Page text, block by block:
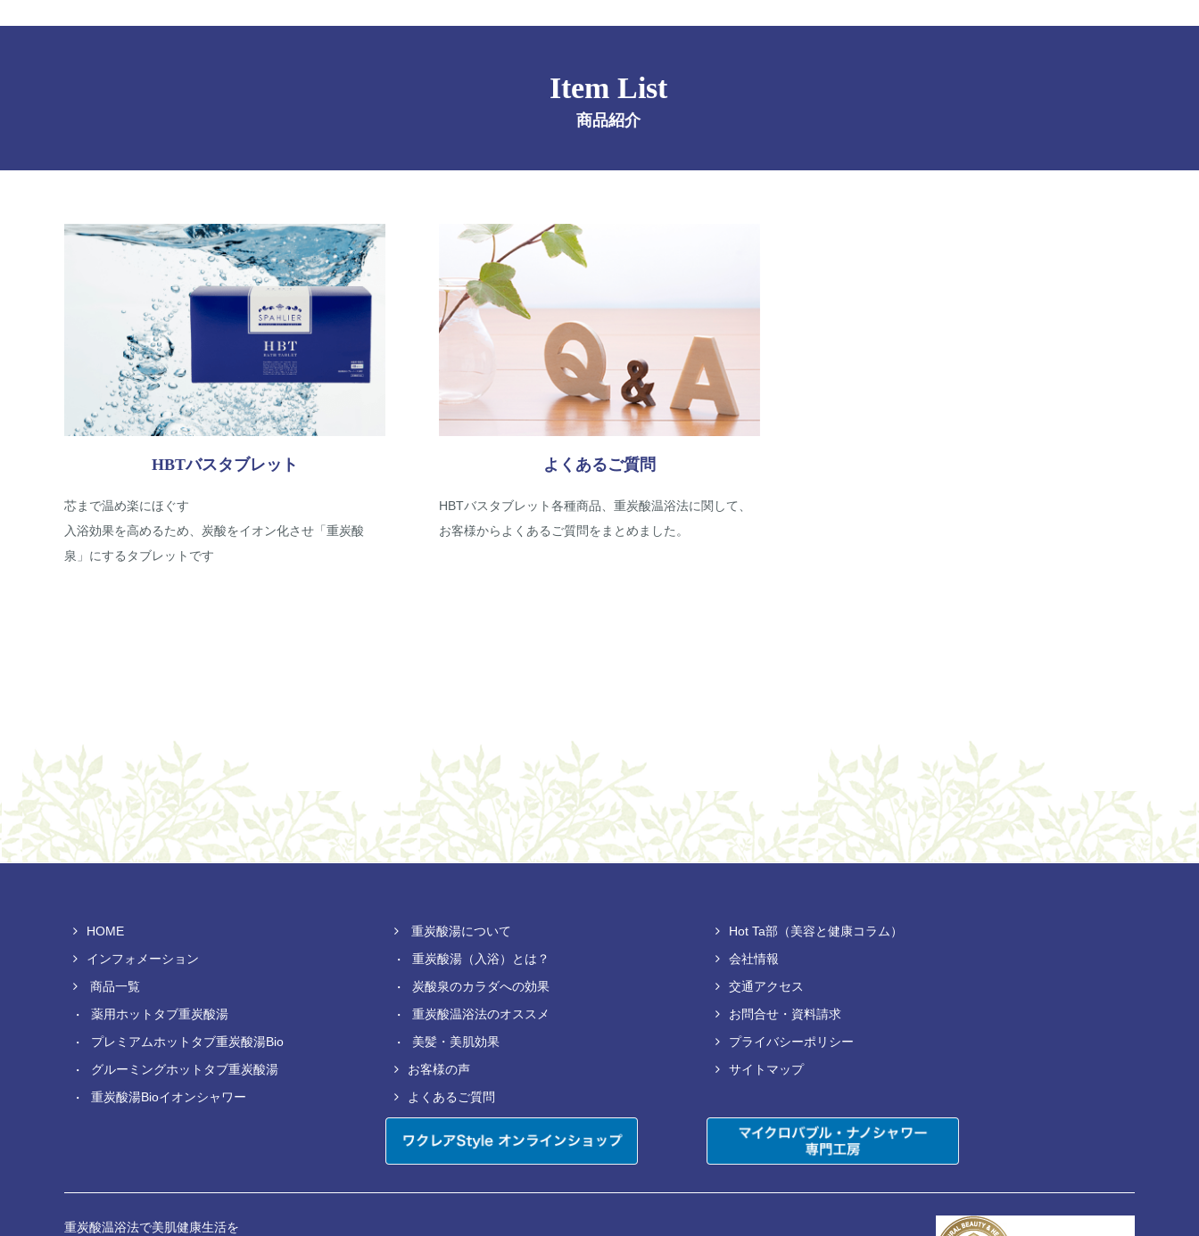
Item List
商品紹介
HBTバスタブレット
芯まで温め楽にほぐす
入浴効果を高めるため、炭酸をイオン化させ「重炭酸
泉」にするタブレットです
よくあるご質問
HBTバスタブレット各種商品、重炭酸温浴法に関して、
お客様からよくあるご質問をまとめました。
HOME
インフォメーション
商品一覧
薬用ホットタブ重炭酸湯
プレミアムホットタブ重炭酸湯Bio
グルーミングホットタブ重炭酸湯
重炭酸湯Bioイオンシャワー
重炭酸湯について
重炭酸湯（入浴）とは？
炭酸泉のカラダへの効果
重炭酸温浴法のオススメ
美髪・美肌効果
お客様の声
よくあるご質問
Hot Ta部（美容と健康コラム）
会社情報
交通アクセス
お問合せ・資料請求
プライバシーポリシー
サイトマップ
重炭酸温浴法で美肌健康生活を